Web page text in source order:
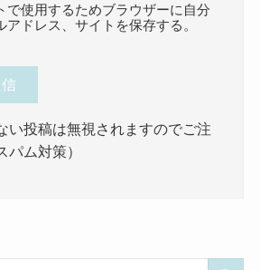
で使用するためブラウザーに自分
アドレス、サイトを保存する。
い投稿は無視されますのでご注
パム対策）